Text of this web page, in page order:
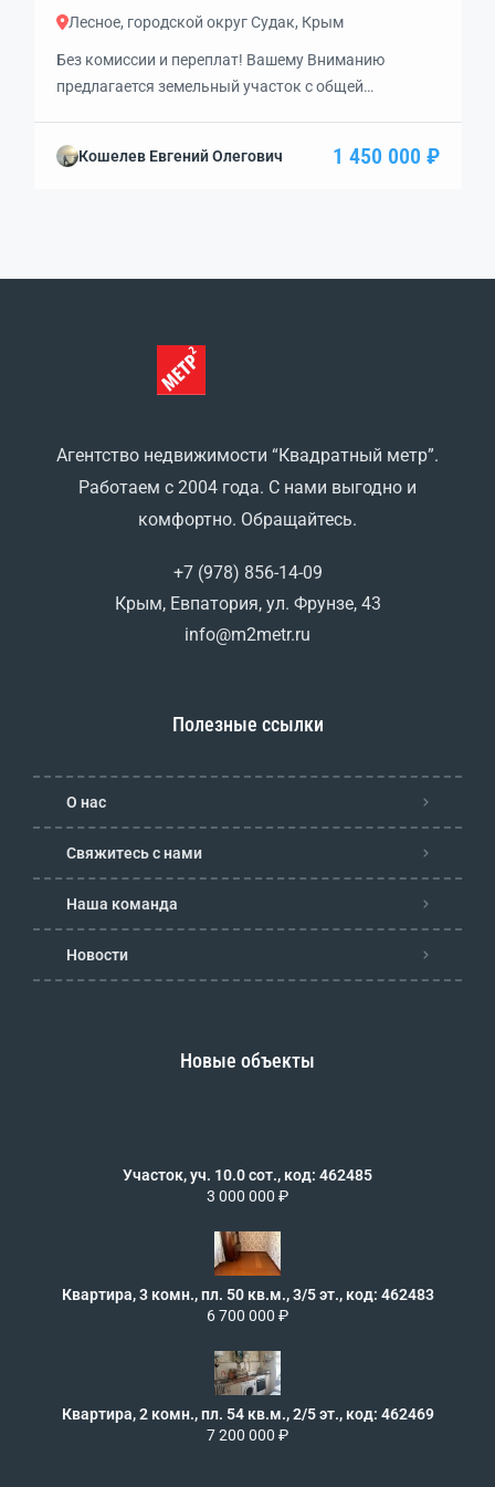
Лесное, городской округ Судак, Крым
Без комиссии и переплат! Вашему Вниманию
предлагается земельный участок с общей
Коммуникации: водоснабжение и эл-во в 10 м от
Кошелев Евгений Олегович 1 450 000 ₽
Агентство недвижимости “Квадратный метр”.
Работаем с 2004 года. С нами выгодно и
комфортно. Обращайтесь.
+7 (978) 856-14-09
Крым, Евпатория, ул. Фрунзе, 43
info@m2metr.ru
Полезные ссылки
О нас
Свяжитесь с нами
Наша команда
Новости
Новые объекты
Участок, уч. 10.0 сот., код: 462485
3 000 000 ₽
Квартира, 3 комн., пл. 50 кв.м., 3/5 эт., код: 462483
6 700 000 ₽
Квартира, 2 комн., пл. 54 кв.м., 2/5 эт., код: 462469
7 200 000 ₽